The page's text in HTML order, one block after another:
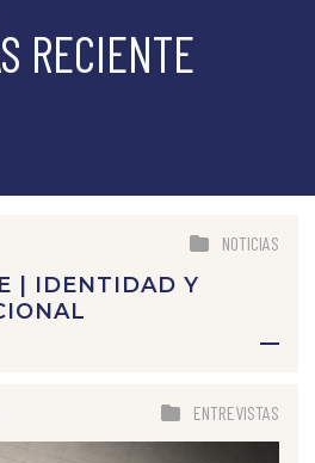
RECIENTE
NOTICIAS
| IDENTIDAD Y
ENTREVISTAS